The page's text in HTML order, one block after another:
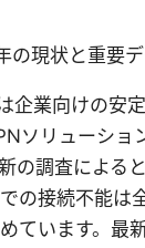
の現状と重要
企業向けの安
ソリューショ
の調査による
の接続不能は
ています。最